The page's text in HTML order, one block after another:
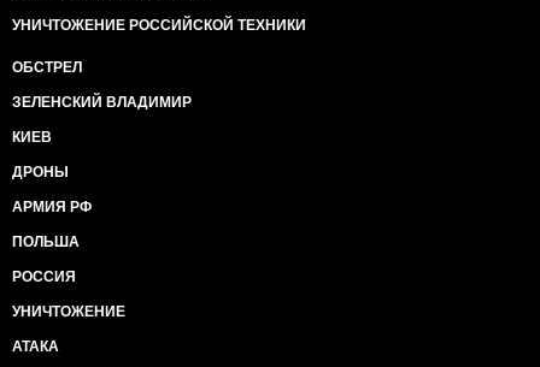
УНИЧТОЖЕНИЕ РОССИЙСКОЙ ТЕХНИКИ
ОБСТРЕЛ
ЗЕЛЕНСКИЙ ВЛАДИМИР
КИЕВ
ДРОНЫ
АРМИЯ РФ
ПОЛЬША
РОССИЯ
УНИЧТОЖЕНИЕ
АТАКА